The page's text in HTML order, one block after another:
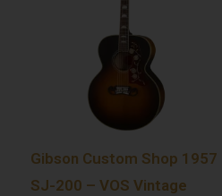
Gibson Custom Shop 1957
SJ-200 – VOS Vintage